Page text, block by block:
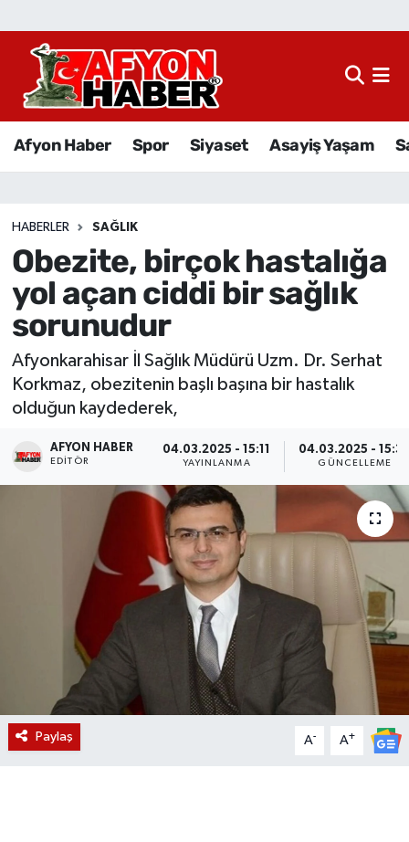
Afyon Haber Spor Siyaset Asayiş Yaşam
HABERLER SAĞLIK
Obezite, birçok hastalığa
yol açan ciddi bir sağlık
sorunudur
Afyonkarahisar İl Sağlık Müdürü Uzm. Dr. Serhat
Korkmaz, obezitenin başlı başına bir hastalık
olduğun kaydederek,
AFYON HABER
EDITÖR
04.03.2025 - 15:11
YAYINLANMA
04.03.2025 -
GÜNCELLEME
Paylaş A- A+
Afyon Haber
Sağlık
Eğitim
Sivil Toplum
Ekonomi
Magazin
Etkinlikler